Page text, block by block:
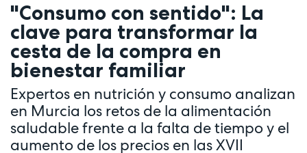
"Consumo con sentido": La
clave para transformar la
cesta de la compra en
bienestar familiar
Expertos en nutrición y consumo analizan
en Murcia los retos de la alimentación
saludable frente a la falta de tiempo y el
aumento de los precios en las XVII